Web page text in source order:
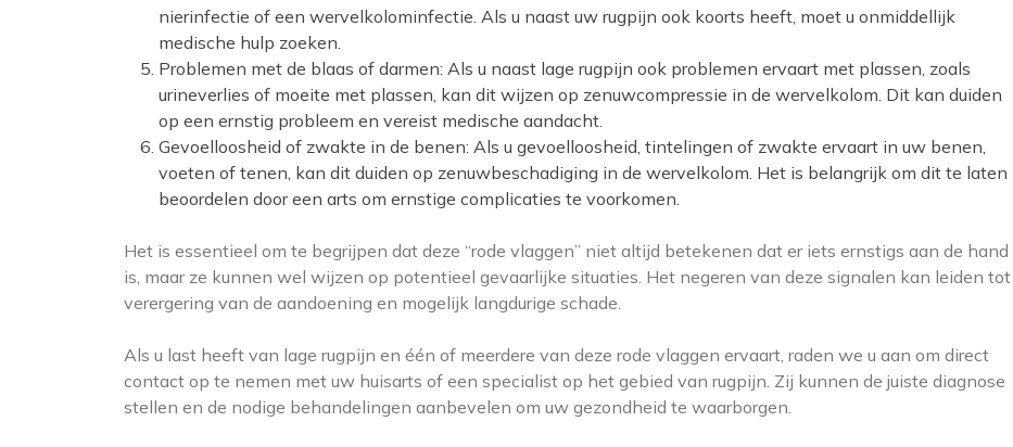
nierinfectie of een wervelkolominfectie. Als u naast uw rugpijn ook koorts heeft, moet u onmiddellijk
medische hulp zoeken.
Problemen met de blaas of darmen: Als u naast lage rugpijn ook problemen ervaart met plassen, zoals
urineverlies of moeite met plassen, kan dit wijzen op zenuwcompressie in de wervelkolom. Dit kan duiden
op een ernstig probleem en vereist medische aandacht.
Gevoelloosheid of zwakte in de benen: Als u gevoelloosheid, tintelingen of zwakte ervaart in uw benen,
voeten of tenen, kan dit duiden op zenuwbeschadiging in de wervelkolom. Het is belangrijk om dit te laten
beoordelen door een arts om ernstige complicaties te voorkomen.
Het is essentieel om te begrijpen dat deze “rode vlaggen” niet altijd betekenen dat er iets ernstigs aan de hand
is, maar ze kunnen wel wijzen op potentieel gevaarlijke situaties. Het negeren van deze signalen kan leiden tot
verergering van de aandoening en mogelijk langdurige schade.
Als u last heeft van lage rugpijn en één of meerdere van deze rode vlaggen ervaart, raden we u aan om direct
contact op te nemen met uw huisarts of een specialist op het gebied van rugpijn. Zij kunnen de juiste diagnose
stellen en de nodige behandelingen aanbevelen om uw gezondheid te waarborgen.